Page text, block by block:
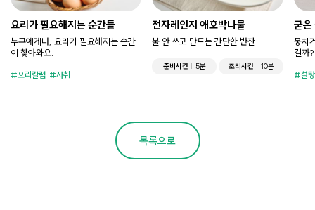
요리가 필요해지는 순간들
누구에게나, 요리가 필요해지는 순간
이 찾아와요.
요리칼럼 자취
전자레인지 애호박나물
불 안 쓰고 만드는 간단한 반찬
준비시간 5분 조리시간 10분
굳은
뭉치
걸까?
설탕
목록으로